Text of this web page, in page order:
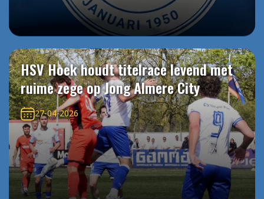
HSV Hoek houdt titelrace levend met
ruime zege op Jong Almere City
27-04-2026